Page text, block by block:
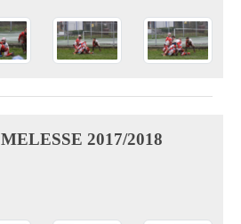
2017/2018